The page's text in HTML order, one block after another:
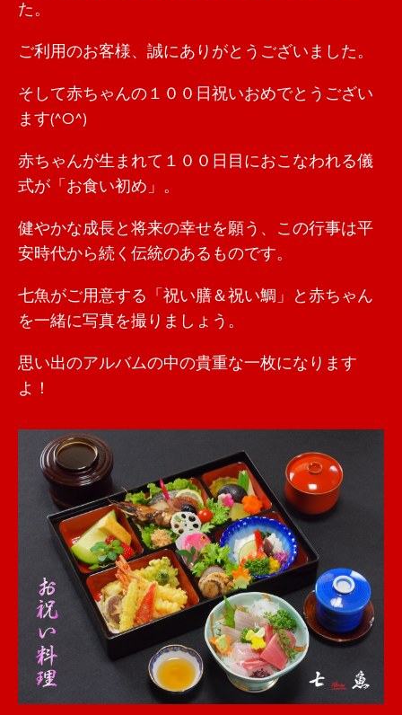
た。
ご利用のお客様、誠にありがとうございました。
そして赤ちゃんの１００日祝いおめでとうござい
ます(^O^)
赤ちゃんが生まれて１００日目におこなわれる儀
式が「お食い初め」。
健やかな成長と将来の幸せを願う、この行事は平
安時代から続く伝統のあるものです。
七魚がご用意する「祝い膳＆祝い鯛」と赤ちゃん
を一緒に写真を撮りましょう。
思い出のアルバムの中の貴重な一枚になります
よ！